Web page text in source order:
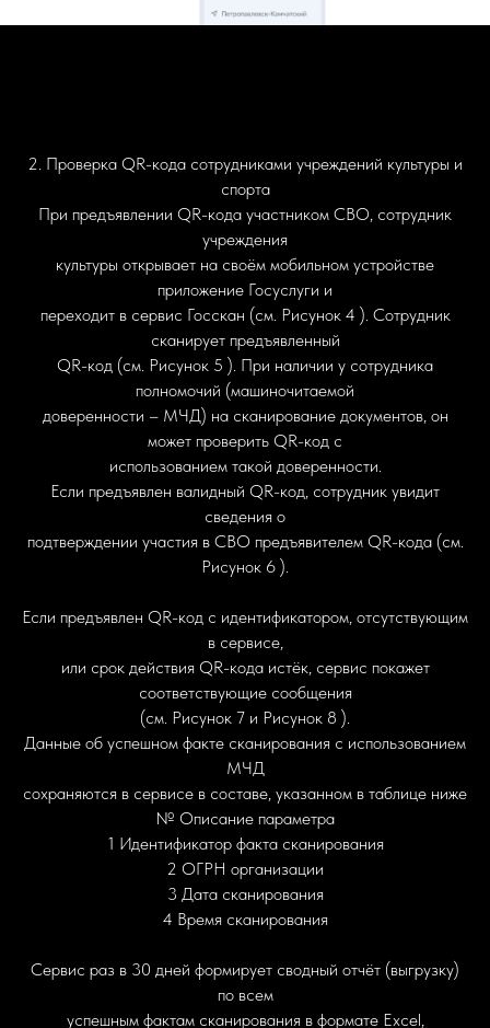
2. Проверка QR-кода сотрудниками учреждений культуры и
спорта
При предъявлении QR-кода участником СВО, сотрудник
учреждения
культуры открывает на своём мобильном устройстве
приложение Госуслуги и
переходит в сервис Госскан (см. Рисунок 4 ). Сотрудник
сканирует предъявленный
QR-код (см. Рисунок 5 ). При наличии у сотрудника
полномочий (машиночитаемой
доверенности – МЧД) на сканирование документов, он
может проверить QR-код с
использованием такой доверенности.
Если предъявлен валидный QR-код, сотрудник увидит
сведения о
подтверждении участия в СВО предъявителем QR-кода (см.
Рисунок 6 ).
Если предъявлен QR-код с идентификатором, отсутствующим
в сервисе,
или срок действия QR-кода истёк, сервис покажет
соответствующие сообщения
(см. Рисунок 7 и Рисунок 8 ).
Данные об успешном факте сканирования с использованием
МЧД
сохраняются в сервисе в составе, указанном в таблице ниже
№ Описание параметра
1 Идентификатор факта сканирования
2 ОГРН организации
3 Дата сканирования
4 Время сканирования
Сервис раз в 30 дней формирует сводный отчёт (выгрузку)
по всем
успешным фактам сканирования в формате Excel,